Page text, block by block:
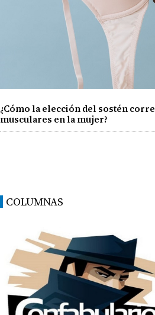
¿Cómo la elección del sostén
musculares en la mujer?
COLUMNAS